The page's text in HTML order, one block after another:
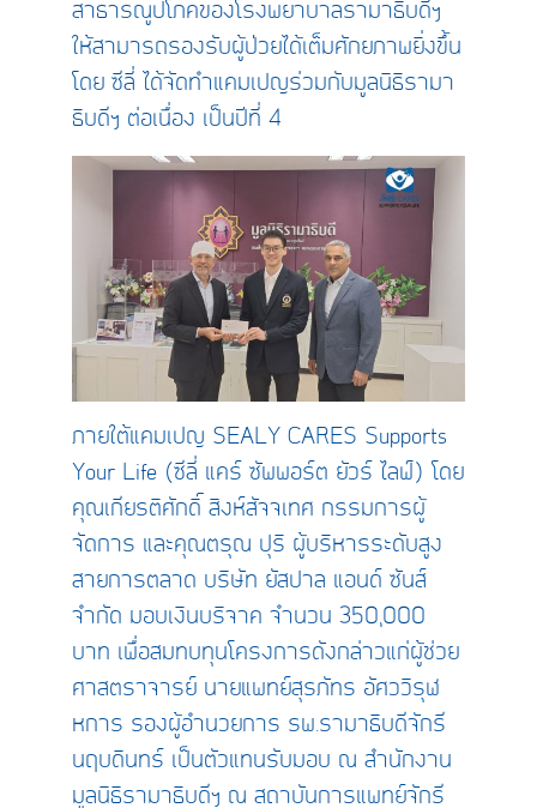
สาธารณูปโภคของโรงพยาบาลรามาธิบดีฯ
ให้สามารถรองรับผู้ป่วยได้เต็มศักยภาพยิ่งขึ้น
โดย ซีลี่ ได้จัดทำแคมเปญร่วมกับมูลนิธิรามา
ธิบดีฯ ต่อเนื่อง เป็นปีที่ 4
ภายใต้แคมเปญ SEALY CARES Supports
Your Life (ซีลี่ แคร์ ซัพพอร์ต ยัวร์ ไลฟ์) โดย
คุณเกียรติศักดิ์ สิงห์สัจจเทศ กรรมการผู้
จัดการ และคุณตรุณ ปุริ ผู้บริหารระดับสูง
สายการตลาด บริษัท ยัสปาล แอนด์ ซันส์
จำกัด มอบเงินบริจาค จำนวน 350,000
บาท เพื่อสมทบทุนโครงการดังกล่าวแก่ผู้ช่วย
ศาสตราจารย์ นายแพทย์สุรภัทร อัศววิรุฬ
หการ รองผู้อำนวยการ รพ.รามาธิบดีจักรี
นฤบดินทร์ เป็นตัวแทนรับมอบ ณ สำนักงาน
มูลนิธิรามาธิบดีฯ ณ สถาบันการแพทย์จักรี